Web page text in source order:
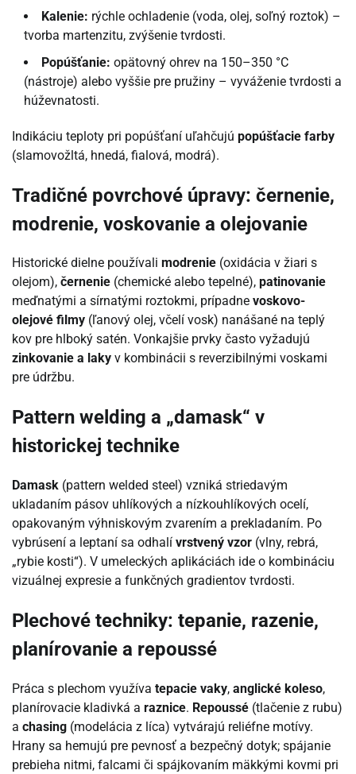
Kalenie: rýchle ochladenie (voda, olej, soľný roztok) –
tvorba martenzitu, zvýšenie tvrdosti.
Popúšťanie: opätovný ohrev na 150–350 °C
(nástroje) alebo vyššie pre pružiny – vyváženie tvrdosti a
húževnatosti.
Indikáciu teploty pri popúšťaní uľahčujú popúšťacie farby
(slamovožltá, hnedá, fialová, modrá).
Tradičné povrchové úpravy: černenie,
modrenie, voskovanie a olejovanie
Historické dielne používali modrenie (oxidácia v žiari s
olejom), černenie (chemické alebo tepelné), patinovanie
meďnatými a sírnatými roztokmi, prípadne voskovo-
olejové filmy (ľanový olej, včelí vosk) nanášané na teplý
kov pre hlboký satén. Vonkajšie prvky často vyžadujú
zinkovanie a laky v kombinácii s reverzibilnými voskami
pre údržbu.
Pattern welding a „damask“ v
historickej technike
Damask (pattern welded steel) vzniká striedavým
ukladaním pásov uhlíkových a nízkouhlíkových ocelí,
opakovaným výhniskovým zvarením a prekladaním. Po
vybrúsení a leptaní sa odhalí vrstvený vzor (vlny, rebrá,
„rybie kosti“). V umeleckých aplikáciách ide o kombináciu
vizuálnej expresie a funkčných gradientov tvrdosti.
Plechové techniky: tepanie, razenie,
planírovanie a repoussé
Práca s plechom využíva tepacie vaky, anglické koleso,
planírovacie kladivká a raznice. Repoussé (tlačenie z rubu)
a chasing (modelácia z líca) vytvárajú reliéfne motívy.
Hrany sa hemujú pre pevnosť a bezpečný dotyk; spájanie
prebieha nitmi, falcami či spájkovaním mäkkými kovmi pri